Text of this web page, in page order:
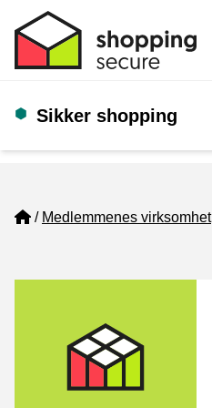
Sikker shopping
Home
Medlemmenes virksomhet